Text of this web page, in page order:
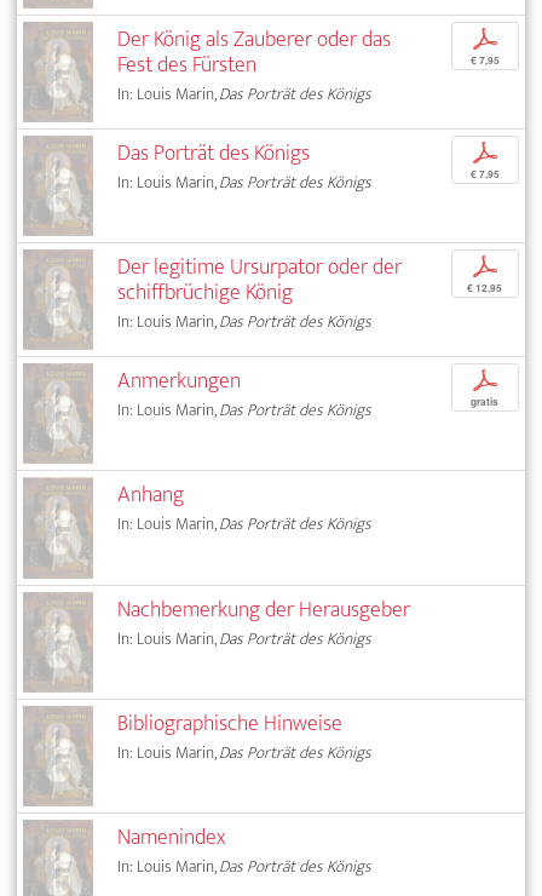
Der König als Zauberer oder das
Fest des Fürsten
In: Louis Marin,Das Porträt des Königs
p
€ 7,95
Das Porträt des Königs
In: Louis Marin,Das Porträt des Königs
p
€ 7,95
Der legitime Ursurpator oder der
schiffbrüchige König
In: Louis Marin,Das Porträt des Königs
p
€ 12,95
Anmerkungen
In: Louis Marin,Das Porträt des Königs
p
gratis
Anhang
In: Louis Marin,Das Porträt des Königs
Nachbemerkung der Herausgeber
In: Louis Marin,Das Porträt des Königs
Bibliographische Hinweise
In: Louis Marin,Das Porträt des Königs
Namenindex
In: Louis Marin,Das Porträt des Königs